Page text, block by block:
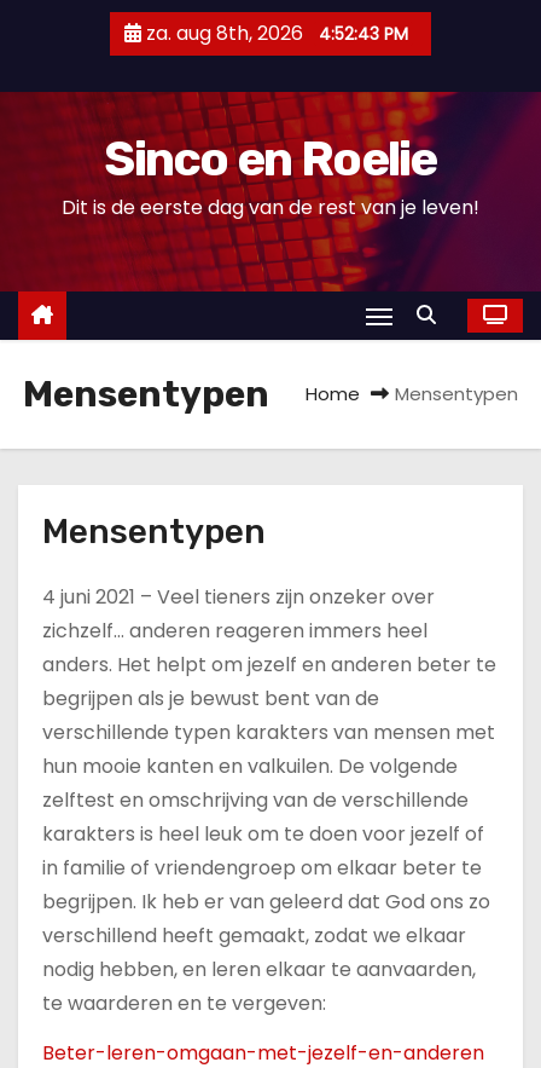
n
n
za. aug 8th, 2026 4:52:43 PM
Sinco en Roelie
Dit is de eerste dag van de rest van je leven!
Mensentypen Home Mensentypen
Mensentypen
4 juni 2021 – Veel tieners zijn onzeker over
zichzelf… anderen reageren immers heel
anders. Het helpt om jezelf en anderen beter te
begrijpen als je bewust bent van de
verschillende typen karakters van mensen met
hun mooie kanten en valkuilen. De volgende
zelftest en omschrijving van de verschillende
karakters is heel leuk om te doen voor jezelf of
in familie of vriendengroep om elkaar beter te
begrijpen. Ik heb er van geleerd dat God ons zo
verschillend heeft gemaakt, zodat we elkaar
nodig hebben, en leren elkaar te aanvaarden,
te waarderen en te vergeven:
Beter-leren-omgaan-met-jezelf-en-anderen